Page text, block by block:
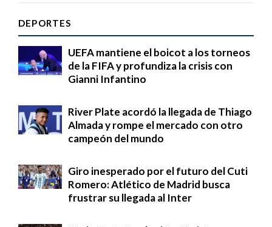
DEPORTES
UEFA mantiene el boicot a los torneos
de la FIFA y profundiza la crisis con
Gianni Infantino
River Plate acordó la llegada de Thiago
Almada y rompe el mercado con otro
campeón del mundo
Giro inesperado por el futuro del Cuti
Romero: Atlético de Madrid busca
frustrar su llegada al Inter